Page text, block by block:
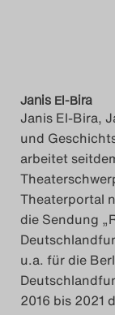
Janis El-Bira
Janis El-Bira,
und
arbeitet
Theaterportal
die Sendung
u.a. für die
2016 bis 2021